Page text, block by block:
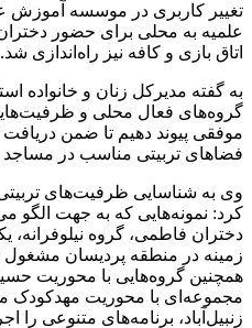
تغییر کاربری در موسسه آموزش
علمیه به محلی برای حضور
اتاق بازی و کافه نیز راه‌اندازی شد.
به گفته مدیرکل زنان و خانواده
گروه‌های فعال محلی و
موفقی پیوند دهیم تا ضمن
فضاهای تربیتی مناسب در
وی به شناسایی ظرفیت‌های
کرد: نمونه‌هایی که به جهت الگو
دختران فاطمی، گروه
زمینه در منطقه پردیسان
همچنین گروه‌هایی با محوریت
مجموعه‌ای با محوریت مهدکودک
زنبیل‌آباد، برنامه‌های متنوعی را